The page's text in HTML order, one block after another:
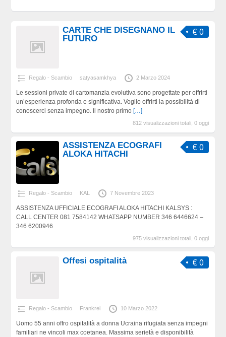
€ 0
CARTE CHE DISEGNANO IL
FUTURO
Regalo - Scambio satyasamkhya 2 Marzo 2024
Le sessioni private di cartomanzia evolutiva sono progettate per offrirti
un’esperienza profonda e significativa. Voglio offrirti la possibilità di
conoscerci senza impegno. Il nostro primo […]
812 visualizzazioni totali, 0 oggi
€ 0
ASSISTENZA ECOGRAFI
ALOKA HITACHI
Regalo - Scambio KAL 7 Novembre 2023
ASSISTENZA UFFICIALE ECOGRAFI ALOKA HITACHI KALSYS :
CALL CENTER 081 7584142 WHATSAPP NUMBER 346 6446624 –
346 6200946
975 visualizzazioni totali, 0 oggi
€ 0
Offesi ospitalità
Regalo - Scambio Frankrei 10 Marzo 2022
Uomo 55 anni offro ospitalità a donna Ucraina rifugiata senza impegni
familiari ne vincoli max coetanea. Massima serietà e disponibilità